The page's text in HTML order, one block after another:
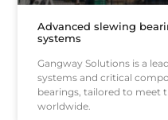
Advanced slewing
systems
Gangway Solutions is a
systems and critical
bearings, tailored to meet
worldwide.